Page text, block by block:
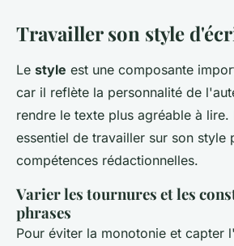
Travailler son style
Le style est une composante
car il reflète la personnalité de
rendre le texte plus agréable à lire.
essentiel de travailler sur son style
compétences rédactionnelles.
Varier les tournures et les
phrases
Pour éviter la monotonie et capter